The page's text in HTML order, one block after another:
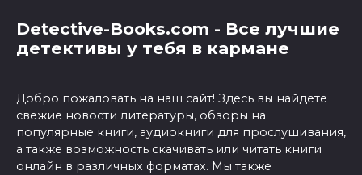
Detective-Books.com - Все лучшие
детективы у тебя в кармане
Добро пожаловать на наш сайт! Здесь вы найдете
свежие новости литературы, обзоры на
популярные книги, аудиокниги для прослушивания,
а также возможность скачивать или читать книги
онлайн в различных форматах. Мы также